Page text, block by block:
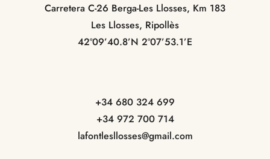
Carretera C-26 Berga-Les Llosses, Km 183
Les Llosses, Ripollès
42º09’40.8’N 2º07’53.1’E
+34 680 324 699
+34 972 700 714
lafontlesllosses@gmail.com